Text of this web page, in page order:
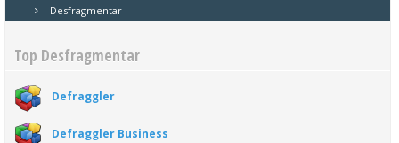
Desfragmentar
Top Desfragmentar
Defraggler
Defraggler Business